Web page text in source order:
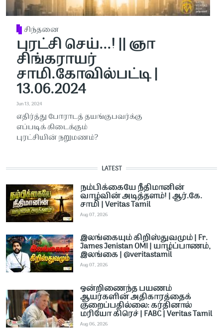
சிந்தனை
புரட்சி செய்...! || ஞா
சிங்கராயர்
சாமி.கோவில்பட்டி |
13.06.2024
Jun 13, 2024
எதிர்த்து போராடத் தயங்குபவர்க்கு
எப்படிக் கிடைக்கும்
புரட்சியின் நறுமணம்?
LATEST
நம்பிக்கையே நீதிமானின்
வாழ்வின் அடித்தளம்! | ஆர்.கே.
சாமி | Veritas Tamil
Aug 07, 2026
இலங்கையும் கிறிஸ்துவமும் | Fr.
James Jenistan OMI | யாழ்ப்பாணம்,
இலங்கை | @veritastamil ​
Aug 07, 2026
ஒன்றிணைந்த பயணம்
ஆயர்களின் அதிகாரத்தைக்
குறைப்பதில்லை: கர்தினால்
மரியோ கிரெச் | FABC | Veritas Tamil
Aug 06, 2026